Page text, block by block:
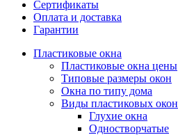
Сертификаты
Оплата и доставка
Гарантии
Пластиковые окна
Пластиковые окна цены
Типовые размеры окон
Окна по типу дома
Виды пластиковых окон
Глухие окна
Одностворчатые